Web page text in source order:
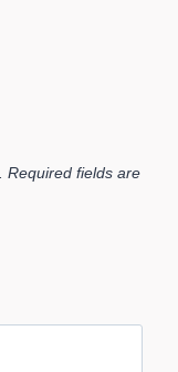
Required fields are